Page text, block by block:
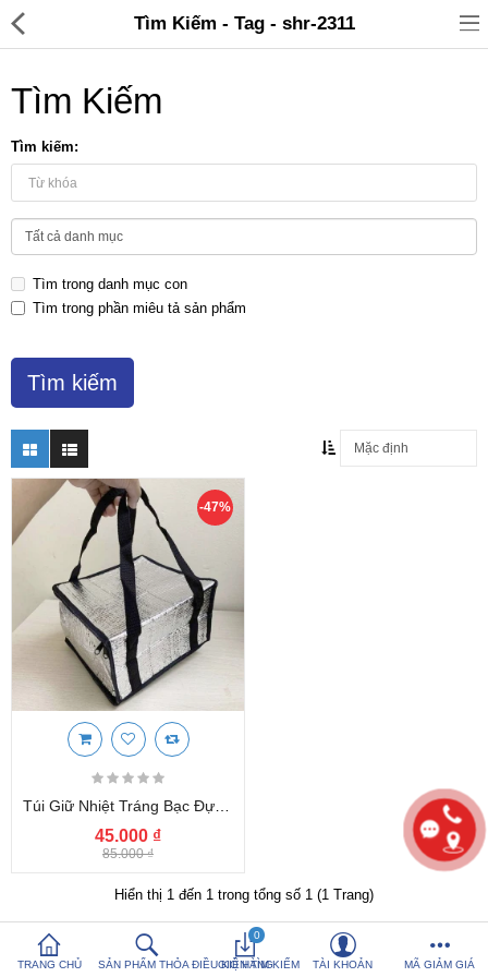
Điện gia dụng
Đồ tiện ích
Sản phẩm khác
Tin tức
So sánh sản
phẩm (%s)
Yêu thích (0)
Hotline:0816 505 655
Tải App SanHangRe nhận Quà
TRANG CHỦ SẢN PHẨM THỎA ĐIỀU KIỆN TÌM KIẾM
0
GIỎ HÀNG TÀI KHOẢN MÃ GIẢM GIÁ
Tìm Kiếm - Tag - shr-2311
Tìm Kiếm
Tìm kiếm:
Tìm trong danh mục con
Tìm trong phần miêu tả sản phẩm
-47%
45.000 ₫
85.000 ₫
Hiển thị 1 đến 1 trong tổng số 1 (1 Trang)